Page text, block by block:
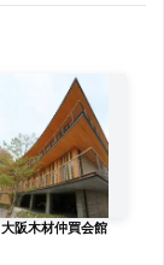
大阪木材仲買会館